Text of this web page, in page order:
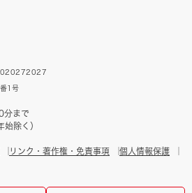
1号
分まで
始除く）
リンク・著作権・免責事項
個人情報保護